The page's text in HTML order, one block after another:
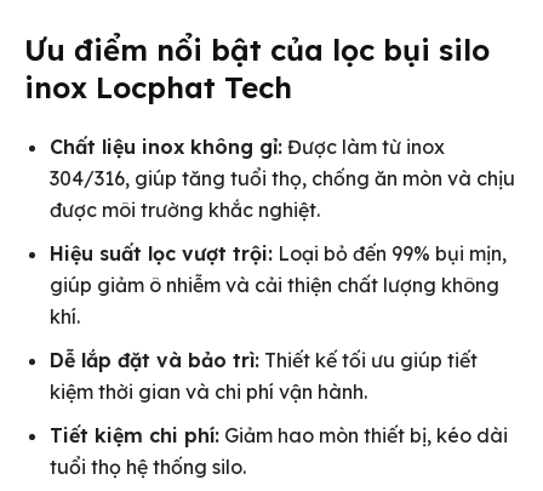
Ưu điểm nổi bật của lọc bụi silo
inox Locphat Tech
Chất liệu inox không gỉ: Được làm từ inox
304/316, giúp tăng tuổi thọ, chống ăn mòn và chịu
được môi trường khắc nghiệt.
Hiệu suất lọc vượt trội: Loại bỏ đến 99% bụi mịn,
giúp giảm ô nhiễm và cải thiện chất lượng không
khí.
Dễ lắp đặt và bảo trì: Thiết kế tối ưu giúp tiết
kiệm thời gian và chi phí vận hành.
Tiết kiệm chi phí: Giảm hao mòn thiết bị, kéo dài
tuổi thọ hệ thống silo.